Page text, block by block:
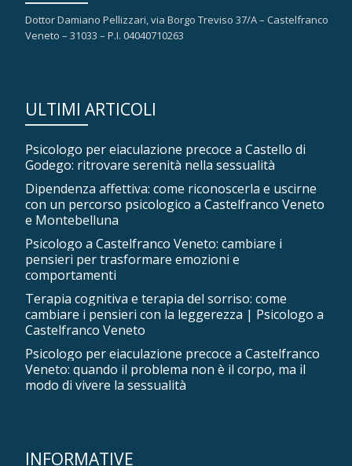
Dottor Damiano Pellizzari, via Borgo Treviso 37/A – Castelfranco
Veneto – 31033 – P.I. 04040710263
ULTIMI ARTICOLI
Psicologo per eiaculazione precoce a Castello di
Godego: ritrovare serenità nella sessualità
Dipendenza affettiva: come riconoscerla e uscirne
con un percorso psicologico a Castelfranco Veneto
e Montebelluna
Psicologo a Castelfranco Veneto: cambiare i
pensieri per trasformare emozioni e
comportamenti
Terapia cognitiva e terapia del sorriso: come
cambiare i pensieri con la leggerezza | Psicologo a
Castelfranco Veneto
Psicologo per eiaculazione precoce a Castelfranco
Veneto: quando il problema non è il corpo, ma il
modo di vivere la sessualità
INFORMATIVE